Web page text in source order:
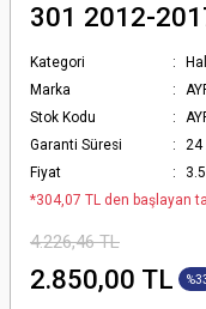
301 2012-
Kategori
Marka
Stok Kodu
Garanti Süresi
24
Fiyat
*304,07 TL den başlayan
4.226,46 TL
2.850,00 TL